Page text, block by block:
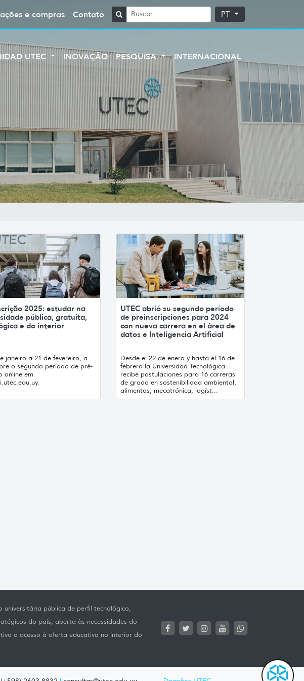
e compras Contato PT
UTEC INOVAÇÃO PESQUISA INTERNACIONAL
2025: estudar na
pública, gratuita,
e do interior
janeiro a 21 de fevereiro, a
o segundo período de pré-
online em
UTEC abrió su segundo período
de preinscripciones para 2024
con nueva carrera en el área de
datos e Inteligencia Artificial
Desde el 22 de enero y hasta el 16 de
febrero la Universidad Tecnológica
recibe postulaciones para 16 carreras
de grado en sostenibilidad ambiental,
alimentos, mecatrónica, logíst...
universitária pública de perfil tecnológico,
do país, aberta às necessidades do
o acesso à oferta educativa no interior do